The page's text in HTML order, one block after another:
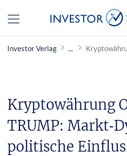
Investor Verlag
Kryptowährung
TRUMP:
politische